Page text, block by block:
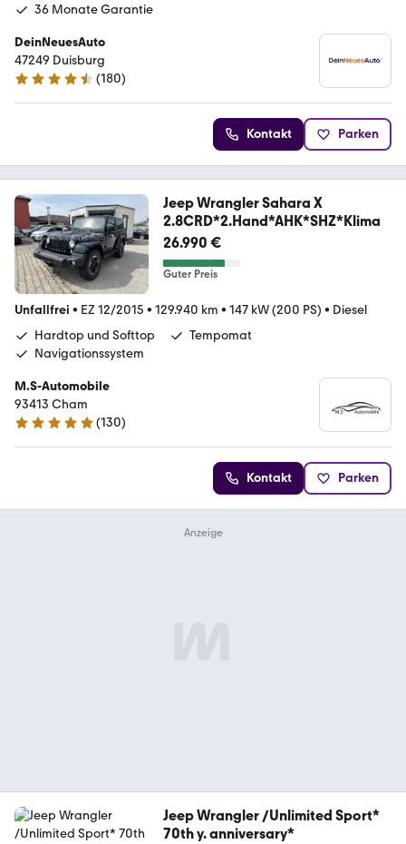
36 Monate Garantie
DeinNeuesAuto
47249 Duisburg
4.7 Sterne
(180)
Kontakt Parken
Jeep Wrangler Sahara X
2.8CRD*2.Hand*AHK*SHZ*Klima
26.990 €
Guter Preis
Unfallfrei • EZ 12/2015 • 129.940 km • 147 kW (200 PS) • Diesel
Hardtop und Softtop
Tempomat
Navigationssystem
M.S-Automobile
93413 Cham
4.9 Sterne
(130)
Kontakt Parken
Jeep Wrangler /Unlimited Sport*
70th y. anniversary*